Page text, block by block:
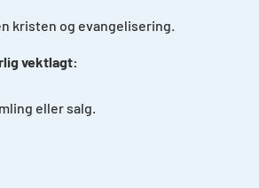
kristen og evangelisering.
vektlagt:
eller salg.